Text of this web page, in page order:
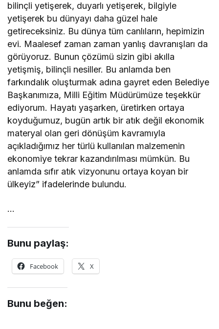
bilinçli yetişerek, duyarlı yetişerek, bilgiyle
yetişerek bu dünyayı daha güzel hale
getireceksiniz. Bu dünya tüm canlıların, hepimizin
evi. Maalesef zaman zaman yanlış davranışları da
görüyoruz. Bunun çözümü sizin gibi akılla
yetişmiş, bilinçli nesiller. Bu anlamda ben
farkındalık oluşturmak adına gayret eden Belediye
Başkanımıza, Milli Eğitim Müdürümüze teşekkür
ediyorum. Hayatı yaşarken, üretirken ortaya
koyduğumuz, bugün artık bir atık değil ekonomik
materyal olan geri dönüşüm kavramıyla
açıkladığımız her türlü kullanılan malzemenin
ekonomiye tekrar kazandırılması mümkün. Bu
anlamda sıfır atık vizyonunu ortaya koyan bir
ülkeyiz” ifadelerinde bulundu.
…
Bunu paylaş:
Facebook X
Bunu beğen: